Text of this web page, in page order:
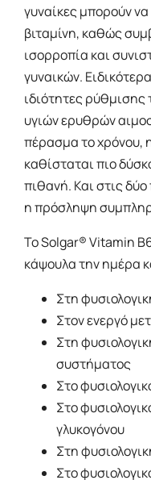
γυναίκες μπορούν
βιταμίνη, καθώς
ισορροπία και
γυναικών.
ιδιότητες
υγιών ερυθρών
πέρασμα το χρόνου,
καθίσταται πιο
πιθανή. Και στις δύο
η πρόσληψη
Το Solgar® Vitamin
κάψουλα την ημέρα
Στη
Στον ενεργό
Στη
συστήματος
Στο
Στο
γλυκογόνου
Στη
Στο